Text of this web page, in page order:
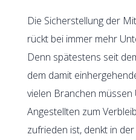
Die Sicherstellung der
rückt bei immer mehr
Denn spätestens seit
dem damit
vielen Branchen
Angestellten zum
zufrieden ist, denkt in